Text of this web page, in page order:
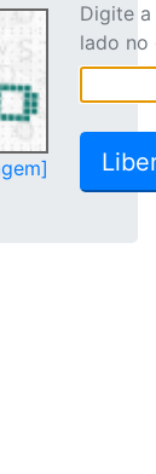
Digite
lado no